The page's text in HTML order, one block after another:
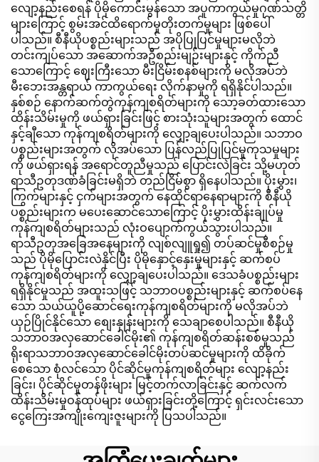
လျော့နည်းစေရန် ပိုမိုကောင်းမွန်သော အပူကာကွယ်မှုဂုဏ်သတ္တိ
များကြောင့် စွမ်းအင်ထိရောက်မှုတိုးတက်မှုများ ဖြစ်ပေါ်
ပါသည်။ စီနီယိုပစ္စည်းများသည် အပိုပြုပြင်မှုများမလိုဘဲ
တင်းကျပ်သော အဆောက်အဦစည်းမျဉ်းများနှင့် ကိုက်ညီ
သောကြောင့် ဈေးကြီးသော မီးငြိမ်းစနစ်များကို မလိုအပ်ဘဲ
မီးဘေးအန္တရာယ် ကာကွယ်ရေး လိုက်နာမှုကို ရရှိနိုင်ပါသည်။
နှစ်စဉ် နောက်ဆက်တွဲကုန်ကျစရိတ်များကို သော့ခတ်ထားသော
ထိန်းသိမ်းမှုကို ဖယ်ရှားခြင်းဖြင့် စားသုံးသူများအတွက် ထောင်
နှင့်ချီသော ကုန်ကျစရိတ်များကို လျှော့ချပေးပါသည်။ သဘာဝ
ပစ္စည်းများအတွက် လိုအပ်သော ပြန်လည်ပြုပြင်မှုကုသမှုများ
ကို ဖယ်ရှားရန် အရောင်တူညီမှုသည် ပြောင်းလဲခြင်း သို့မဟုတ်
ရာသီဥတုဒဏ်ခံခြင်းမရှိဘဲ တည်ငြိမ်စွာ ရှိနေပါသည်။ ပိုးမွှား၊
ကြွက်များနှင့် ငှက်များအတွက် နေထိုင်ရာနေရာများကို စီနီယို
ပစ္စည်းများက မပေးဆောင်သောကြောင့် ပိုးမွှားထိန်းချုပ်မှု
ကုန်ကျစရိတ်များသည် လုံးဝပျောက်ကွယ်သွားပါသည်။
ရာသီဥတုအခြေအနေများကို လျစ်လျူရှု၍ တပ်ဆင်မှုစီစဉ်မှု
သည် ပိုမိုပြောင်းလဲနိုင်ပြီး ပိုမိုနှောင့်နှေးမှုများနှင့် ဆက်စပ်
ကုန်ကျစရိတ်များကို လျှော့ချပေးပါသည်။ ဒေသခံပစ္စည်းများ
ရရှိနိုင်မှုသည် အထူးသဖြင့် သဘာဝပစ္စည်းများနှင့် ဆက်စပ်နေ
သော သယ်ယူပို့ဆောင်ရေးကုန်ကျစရိတ်များကို မလိုအပ်ဘဲ
ယှဉ်ပြိုင်နိုင်သော စျေးနှုန်းများကို သေချာစေပါသည်။ စီနီယို
သဘာဝအလှဆောင်ခေါင်မိုး၏ ကုန်ကျစရိတ်ဆန်းစစ်မှုသည်
ရိုးရာသဘာဝအလှဆောင်ခေါင်မိုးတပ်ဆင်မှုများကို ထိခိုက်
စေသော စုံလင်သော ပိုင်ဆိုင်မှုကုန်ကျစရိတ်များ လျော့နည်း
ခြင်း၊ ပိုင်ဆိုင်မှုတန်ဖိုးများ မြင့်တက်လာခြင်းနှင့် ဆက်လက်
ထိန်းသိမ်းမှုဝန်ထုပ်များ ဖယ်ရှားခြင်းတို့ကြောင့် ရှင်းလင်းသော
ငွေကြေးအကျိုးကျေးဇူးများကို ပြသပါသည်။